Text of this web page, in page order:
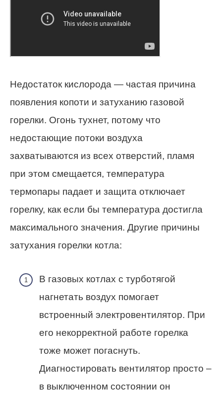
Недостаток кислорода — частая причина
появления копоти и затуханию газовой
горелки. Огонь тухнет, потому что
недостающие потоки воздуха
захватываются из всех отверстий, пламя
при этом смещается, температура
термопары падает и защита отключает
горелку, как если бы температура достигла
максимального значения. Другие причины
затухания горелки котла:
В газовых котлах с турботягой
нагнетать воздух помогает
встроенный электровентилятор. При
его некорректной работе горелка
тоже может погаснуть.
Диагностировать вентилятор просто –
в выключенном состоянии он